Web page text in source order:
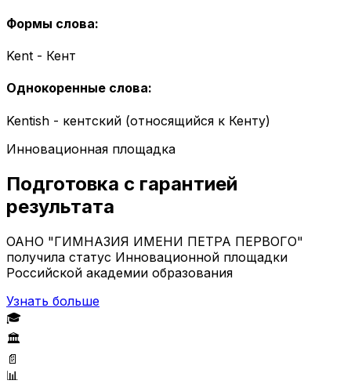
Формы слова:
Kent - Кент
Однокоренные слова:
Kentish - кентский (относящийся к Кенту)
Инновационная площадка
Подготовка с гарантией
результата
ОАНО "ГИМНАЗИЯ ИМЕНИ ПЕТРА ПЕРВОГО"
получила статус Инновационной площадки
Российской академии образования
Узнать больше
🎓
🏛️
📄
📊